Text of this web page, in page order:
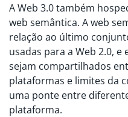
A Web 3.0 também
web semântica. A web
relação ao último
usadas para a Web 2.0,
sejam compartilhados
plataformas e limites da
uma ponte entre
plataforma.